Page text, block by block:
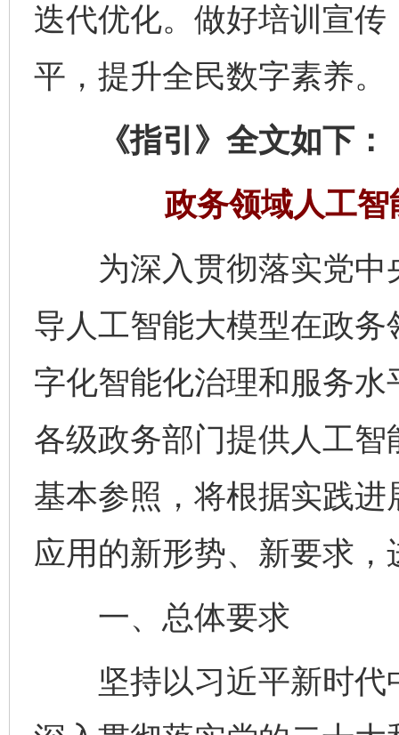
迭代优化。做好培训宣
平，提升全民数字素养。
《指引》全文如下：
政务领域人工
为深入贯彻落实党中
导人工智能大模型在政
字化智能化治理和服务
各级政务部门提供人工
基本参照，将根据实践
应用的新形势、新要求
一、总体要求
坚持以习近平新时代